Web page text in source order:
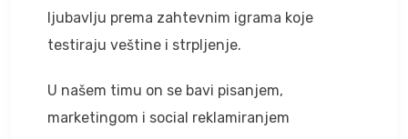
ljubavlju prema zahtevnim igrama koje
testiraju veštine i strpljenje.
U našem timu on se bavi pisanjem,
marketingom i social reklamiranjem